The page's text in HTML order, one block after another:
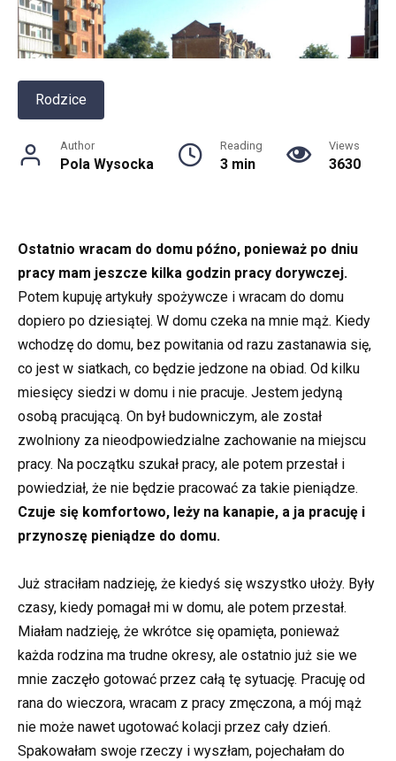
Rodzice
Author
Pola Wysocka
Reading
3 min
Views
3630
Ostatnio wracam do domu późno, ponieważ po dniu
pracy mam jeszcze kilka godzin pracy dorywczej.
Potem kupuję artykuły spożywcze i wracam do domu
dopiero po dziesiątej. W domu czeka na mnie mąż. Kiedy
wchodzę do domu, bez powitania od razu zastanawia się,
co jest w siatkach, co będzie jedzone na obiad. Od kilku
miesięcy siedzi w domu i nie pracuje. Jestem jedyną
osobą pracującą. On był budowniczym, ale został
zwolniony za nieodpowiedzialne zachowanie na miejscu
pracy. Na początku szukał pracy, ale potem przestał i
powiedział, że nie będzie pracować za takie pieniądze.
Czuje się komfortowo, leży na kanapie, a ja pracuję i
przynoszę pieniądze do domu.
Już straciłam nadzieję, że kiedyś się wszystko ułoży. Były
czasy, kiedy pomagał mi w domu, ale potem przestał.
Miałam nadzieję, że wkrótce się opamięta, ponieważ
każda rodzina ma trudne okresy, ale ostatnio już sie we
mnie zaczęło gotować przez całą tę sytuację. Pracuję od
rana do wieczora, wracam z pracy zmęczona, a mój mąż
nie może nawet ugotować kolacji przez cały dzień.
Spakowałam swoje rzeczy i wyszłam, pojechałam do